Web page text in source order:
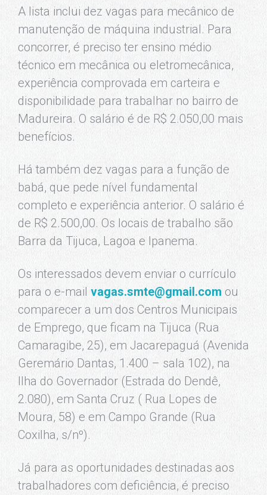
A lista inclui dez vagas para mecânico de
manutenção de máquina industrial. Para
concorrer, é preciso ter ensino médio
técnico em mecânica ou eletromecânica,
experiência comprovada em carteira e
disponibilidade para trabalhar no bairro de
Madureira. O salário é de R$ 2.050,00 mais
benefícios.
Há também dez vagas para a função de
babá, que pede nível fundamental
completo e experiência anterior. O salário é
de R$ 2.500,00. Os locais de trabalho são
Barra da Tijuca, Lagoa e Ipanema.
Os interessados devem enviar o currículo
para o e-mail vagas.smte@gmail.com ou
comparecer a um dos Centros Municipais
de Emprego, que ficam na Tijuca (Rua
Camaragibe, 25), em Jacarepaguá (Avenida
Geremário Dantas, 1.400 – sala 102), na
Ilha do Governador (Estrada do Dendê,
2.080), em Santa Cruz ( Rua Lopes de
Moura, 58) e em Campo Grande (Rua
Coxilha, s/nº).
Já para as oportunidades destinadas aos
trabalhadores com deficiência, é preciso